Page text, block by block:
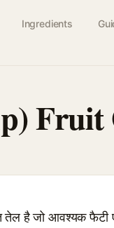
Ingredients
है जो आवश्यक फैटी